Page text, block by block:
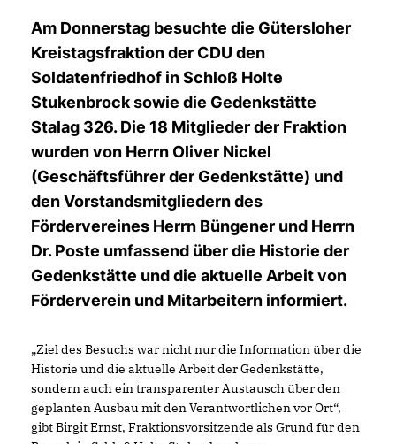
Am Donnerstag besuchte die Gütersloher
Kreistagsfraktion der CDU den
Soldatenfriedhof in Schloß Holte
Stukenbrock sowie die Gedenkstätte
Stalag 326. Die 18 Mitglieder der Fraktion
wurden von Herrn Oliver Nickel
(Geschäftsführer der Gedenkstätte) und
den Vorstandsmitgliedern des
Fördervereines Herrn Büngener und Herrn
Dr. Poste umfassend über die Historie der
Gedenkstätte und die aktuelle Arbeit von
Förderverein und Mitarbeitern informiert.
Ziel des Besuchs war nicht nur die Information über die
Historie und die aktuelle Arbeit der Gedenkstätte,
sondern auch ein transparenter Austausch über den
geplanten Ausbau mit den Verantwortlichen vor Ort“,
gibt Birgit Ernst, Fraktionsvorsitzende als Grund für den